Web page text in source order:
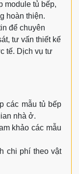
module tủ bếp,
hoàn thiện.
để chuyên
tư vấn thiết kế
tế. Dịch vụ tư
các mẫu tủ bếp
nhà ở.
khảo các mẫu
chi phí theo vật